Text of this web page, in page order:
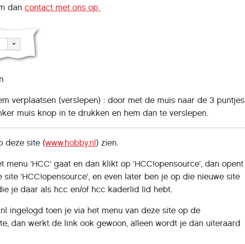
dancontact met ons op
verplaatsen (verslepen) : door met de muis naar de 3 puntjes
muis knop in te drukken en hem dan te verslepen.
deze site (www.hobby.nl) zien.
menu 'HCC' gaat en dan klikt op 'HCC!opensource', dan opent
'HCC!opensource', en even later ben je op die nieuwe site
je daar als hcc en/of hcc kaderlid lid hebt.
ingelogd toen je via het menu van deze site op de
dan werkt de link ook gewoon, alleen wordt je dan uiteraard